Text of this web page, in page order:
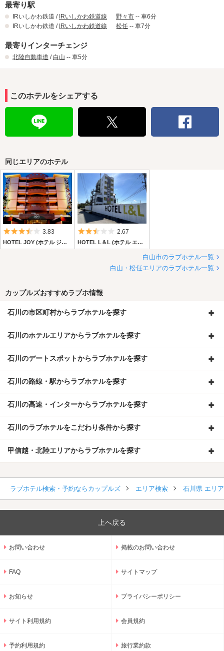
最寄り駅
IRいしかわ鉄道 / IRいしかわ鉄道線 野々市 -- 車6分
IRいしかわ鉄道 / IRいしかわ鉄道線 松任 -- 車7分
最寄りインターチェンジ
北陸自動車道 / 白山 -- 車5分
このホテルをシェアする
同じエリアのホテル
5つ星のうち3.5
3.83
HOTEL JOY (ホテル ジョイ)
5つ星のうち2.5
2.67
HOTEL L＆L (ホテル エルアンドエル)
白山市のラブホテル一覧
白山・松任エリアのラブホテル一覧
カップルズおすすめラブホ情報
石川の市区町村からラブホテルを探す
石川のホテルエリアからラブホテルを探す
石川のデートスポットからラブホテルを探す
石川の路線・駅からラブホテルを探す
石川の高速・インターからラブホテルを探す
石川のラブホテルをこだわり条件から探す
甲信越・北陸エリアからラブホテルを探す
ラブホテル検索・予約ならカップルズ エリア検索 石川県 エリ
上へ戻る
お問い合わせ 掲載のお問い合わせ
FAQ サイトマップ
お知らせ プライバシーポリシー
サイト利用規約 会員規約
予約利用規約 旅行業約款